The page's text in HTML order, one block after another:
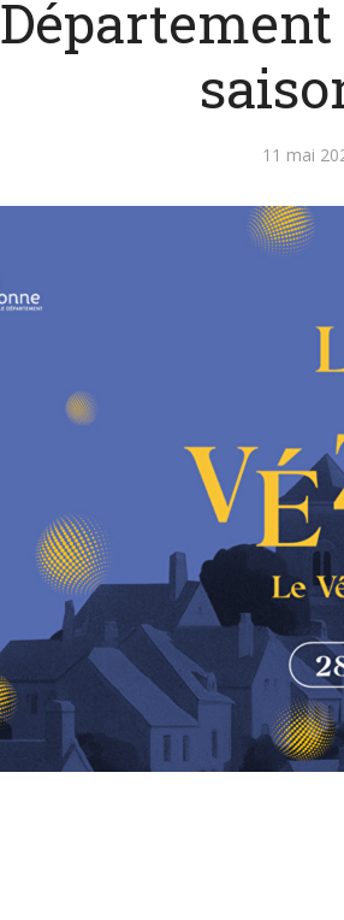
Département
11 mai